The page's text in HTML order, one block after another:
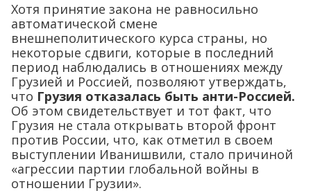
Хотя принятие закона не равносильно
автоматической смене
внешнеполитического курса страны, но
некоторые сдвиги, которые в последний
период наблюдались в отношениях между
Грузией и Россией, позволяют утверждать,
что Грузия отказалась быть анти-Россией.
Об этом свидетельствует и тот факт, что
Грузия не стала открывать второй фронт
против России, что, как отметил в своем
выступлении Иванишвили, стало причиной
«агрессии партии глобальной войны в
отношении Грузии».